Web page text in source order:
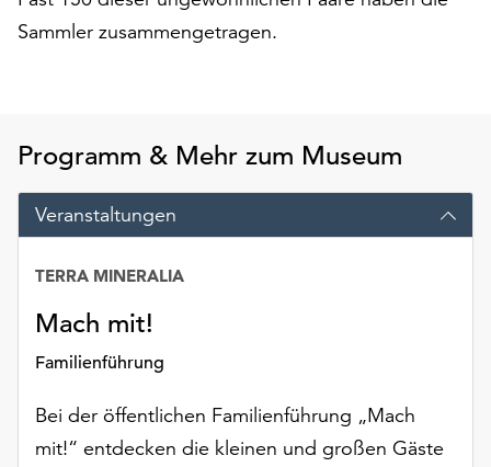
die
Verfügung.
Funktionale
Cookies
werden
ohne
Einverständnis
weiterhin
ausgeführt.
Möchten
Sie
Sammler zusammengetragen.
Programm & Mehr zum Museum
Veranstaltungen
Mach mit!
Familienführung
TERRA MINERALIA
Bei der öffentlichen Familienführung „Mach
mit!“ entdecken die kleinen und großen Gäste